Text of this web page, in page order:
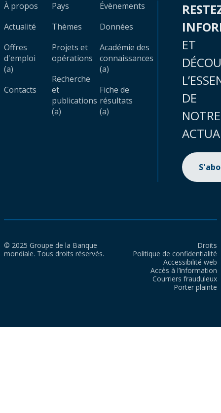
À propos
Actualité
Offres
d'emploi
(a)
Contacts
Pays
Thèmes
Projets et
opérations
Recherche
et
publications
(a)
Évènements
Données
Académie des
connaissances
(a)
Fiche de
résultats
(a)
ET
DE
NOTRE
© 2025 Groupe de la Banque
mondiale. Tous droits réservés.
Droits
Politique de confidentialité
Accessibilité web
Accès à l’information
Courriers frauduleux
Porter plainte